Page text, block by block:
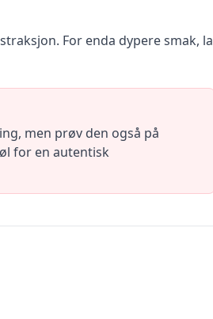
For enda dypere smak, la
men prøv den også på
for en autentisk